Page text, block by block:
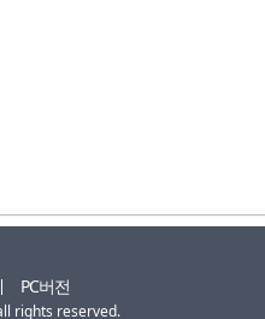
PC버전
rights reserved.